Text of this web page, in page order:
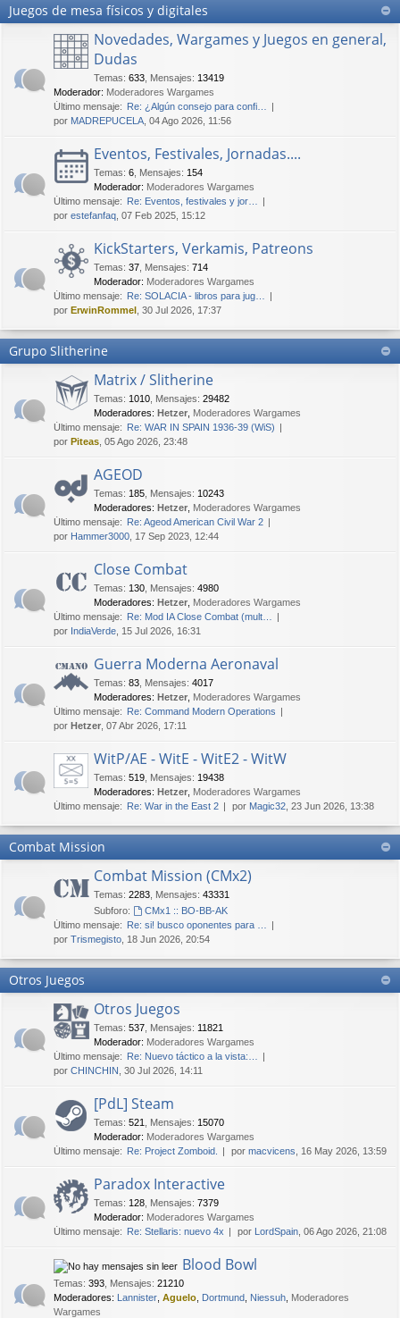
Juegos de mesa físicos y digitales
Novedades, Wargames y Juegos en general,
Dudas
Temas: 633 Mensajes: 13419
Moderador: Moderadores Wargames
Último mensaje: Re: ¿Algún consejo para confi…
por MADREPUCELA , 04 Ago 2026, 11:56
Eventos, Festivales, Jornadas....
Temas: 6 Mensajes: 154
Moderador: Moderadores Wargames
Último mensaje: Re: Eventos, festivales y jor…
por estefanfaq , 07 Feb 2025, 15:12
KickStarters, Verkamis, Patreons
Temas: 37 Mensajes: 714
Moderador: Moderadores Wargames
Último mensaje: Re: SOLACIA - libros para jug…
por ErwinRommel , 30 Jul 2026, 17:37
Grupo Slitherine
Matrix / Slitherine
Temas: 1010 Mensajes: 29482
Moderadores: Hetzer Moderadores Wargames
Último mensaje: Re: WAR IN SPAIN 1936-39 (WiS)
por Piteas , 05 Ago 2026, 23:48
AGEOD
Temas: 185 Mensajes: 10243
Moderadores: Hetzer Moderadores Wargames
Último mensaje: Re: Ageod American Civil War 2
por Hammer3000 , 17 Sep 2023, 12:44
Close Combat
Temas: 130 Mensajes: 4980
Moderadores: Hetzer Moderadores Wargames
Último mensaje: Re: Mod IA Close Combat (mult…
por IndiaVerde , 15 Jul 2026, 16:31
Guerra Moderna Aeronaval
Temas: 83 Mensajes: 4017
Moderadores: Hetzer Moderadores Wargames
Último mensaje: Re: Command Modern Operations
por Hetzer , 07 Abr 2026, 17:11
WitP/AE - WitE - WitE2 - WitW
Temas: 519 Mensajes: 19438
Moderadores: Hetzer Moderadores Wargames
Último mensaje: Re: War in the East 2 por Magic32 , 23 Jun 2026, 13:38
Combat Mission
Combat Mission (CMx2)
Temas: 2283 Mensajes: 43331
Subforo:
CMx1 :: BO-BB-AK
Último mensaje: Re: si! busco oponentes para …
por Trismegisto , 18 Jun 2026, 20:54
Otros Juegos
Otros Juegos
Temas: 537 Mensajes: 11821
Moderador: Moderadores Wargames
Último mensaje: Re: Nuevo táctico a la vista:…
por CHINCHIN , 30 Jul 2026, 14:11
[PdL] Steam
Temas: 521 Mensajes: 15070
Moderador: Moderadores Wargames
Último mensaje: Re: Project Zomboid. por macvicens , 16 May 2026, 13:59
Paradox Interactive
Temas: 128 Mensajes: 7379
Moderador: Moderadores Wargames
Último mensaje: Re: Stellaris: nuevo 4x por LordSpain , 06 Ago 2026, 21:08
Blood Bowl
Temas: 393 Mensajes: 21210
Moderadores: Lannister Aguelo Dortmund Niessuh Moderadores
Wargames